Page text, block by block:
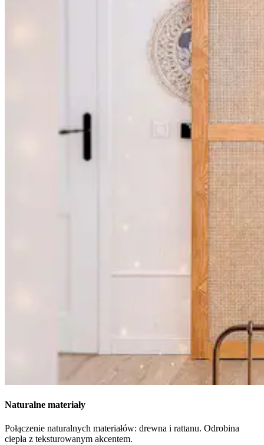
Naturalne materiały
Połączenie naturalnych materiałów: drewna i rattanu. Odrobina
ciepła z teksturowanym akcentem.